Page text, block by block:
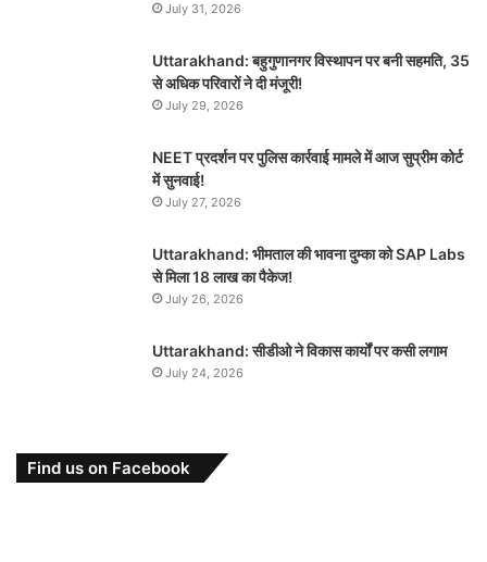
July 31, 2026
Uttarakhand: बहुगुणानगर विस्थापन पर बनी सहमति, 35
से अधिक परिवारों ने दी मंजूरी!
July 29, 2026
NEET प्रदर्शन पर पुलिस कार्रवाई मामले में आज सुप्रीम कोर्ट
में सुनवाई!
July 27, 2026
Uttarakhand: भीमताल की भावना दुम्का को SAP Labs
से मिला 18 लाख का पैकेज!
July 26, 2026
Uttarakhand: सीडीओ ने विकास कार्यों पर कसी लगाम
July 24, 2026
Find us on Facebook